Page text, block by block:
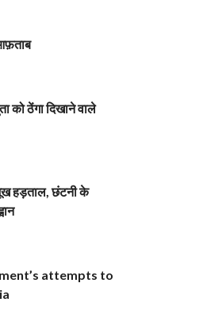
को ठेंगा दिखाने वाले
हड़ताल, छंटनी के
attempts to